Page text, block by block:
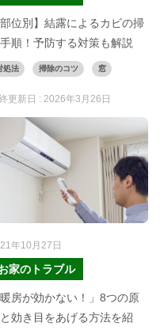
部位別】結露によるカビの掃
順！予防する対策も解説
処法 掃除のコツ 窓
更新日 : 2026年3月26日
年10月27日
家のトラブル
暖房が効かない！」8つの原
効き目をあげる方法を紹